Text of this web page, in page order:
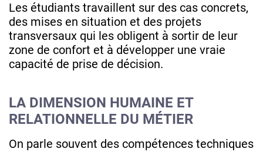
Les étudiants travaillent sur des cas concrets,
des mises en situation et des projets
transversaux qui les obligent à sortir de leur
zone de confort et à développer une vraie
capacité de prise de décision.
LA DIMENSION HUMAINE ET
RELATIONNELLE DU MÉTIER
On parle souvent des compétences techniques